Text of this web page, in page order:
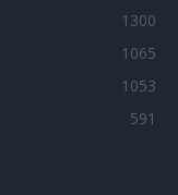
1300
1065
1053
591